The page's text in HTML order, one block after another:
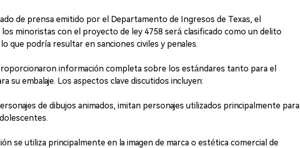
de prensa emitido por el Departamento de Ingresos de Texas, el
minoristas con el proyecto de ley 4758 será clasificado como un delito
que podría resultar en sanciones civiles y penales.
información completa sobre los estándares tanto para el
su embalaje. Los aspectos clave discutidos incluyen:
de dibujos animados, imitan personajes utilizados principalmente para
se utiliza principalmente en la imagen de marca o estética comercial de